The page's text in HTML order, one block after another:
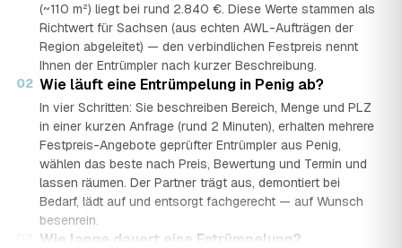
(~110 m²) liegt bei rund 2.840 €. Diese Werte stammen als
Richtwert für Sachsen (aus echten AWL-Aufträgen der
Region abgeleitet) — den verbindlichen Festpreis nennt
Ihnen der Entrümpler nach kurzer Beschreibung.
02 Wie läuft eine Entrümpelung in Penig ab?
In vier Schritten: Sie beschreiben Bereich, Menge und PLZ
in einer kurzen Anfrage (rund 2 Minuten), erhalten mehrere
Festpreis-Angebote geprüfter Entrümpler aus Penig,
wählen das beste nach Preis, Bewertung und Termin und
lassen räumen. Der Partner trägt aus, demontiert bei
Bedarf, lädt auf und entsorgt fachgerecht — auf Wunsch
besenrein.
Wie lange dauert eine Entrümpelung?